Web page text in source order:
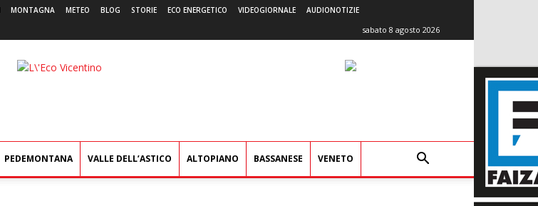
MONTAGNA METEO BLOG STORIE ECO ENERGETICO VIDEOGIORNALE AUDIONOTIZIE
sabato 8 agosto 2026
L'Eco
PEDEMONTANA VALLE DELL’ASTICO ALTOPIANO BASSANESE VENETO